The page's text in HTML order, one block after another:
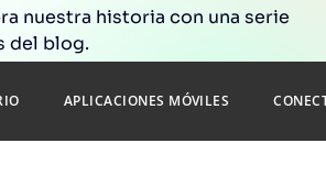
nuestra historia con una serie
del blog.
APLICACIONES MÓVILES